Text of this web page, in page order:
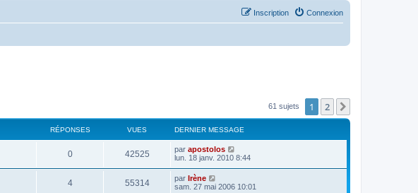
Connexion
Inscription
61 sujets 1 2
RÉPONSES VUES DERNIER MESSAGE
0 42525 par apostolos
lun. 18 janv. 2010 8:44
4 55314 par Irène
sam. 27 mai 2006 10:01